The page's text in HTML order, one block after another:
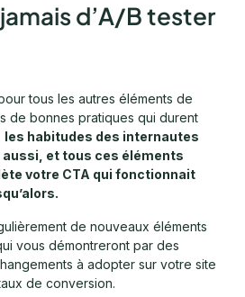
d’A/B tester
tous les autres éléments de
de bonnes pratiques qui durent
les habitudes des internautes
et tous ces éléments
votre CTA qui fonctionnait
de nouveaux éléments
vous démontreront par des
à adopter sur votre site
de conversion.